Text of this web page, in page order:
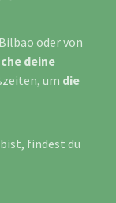
oder von
deine
um die
findest du